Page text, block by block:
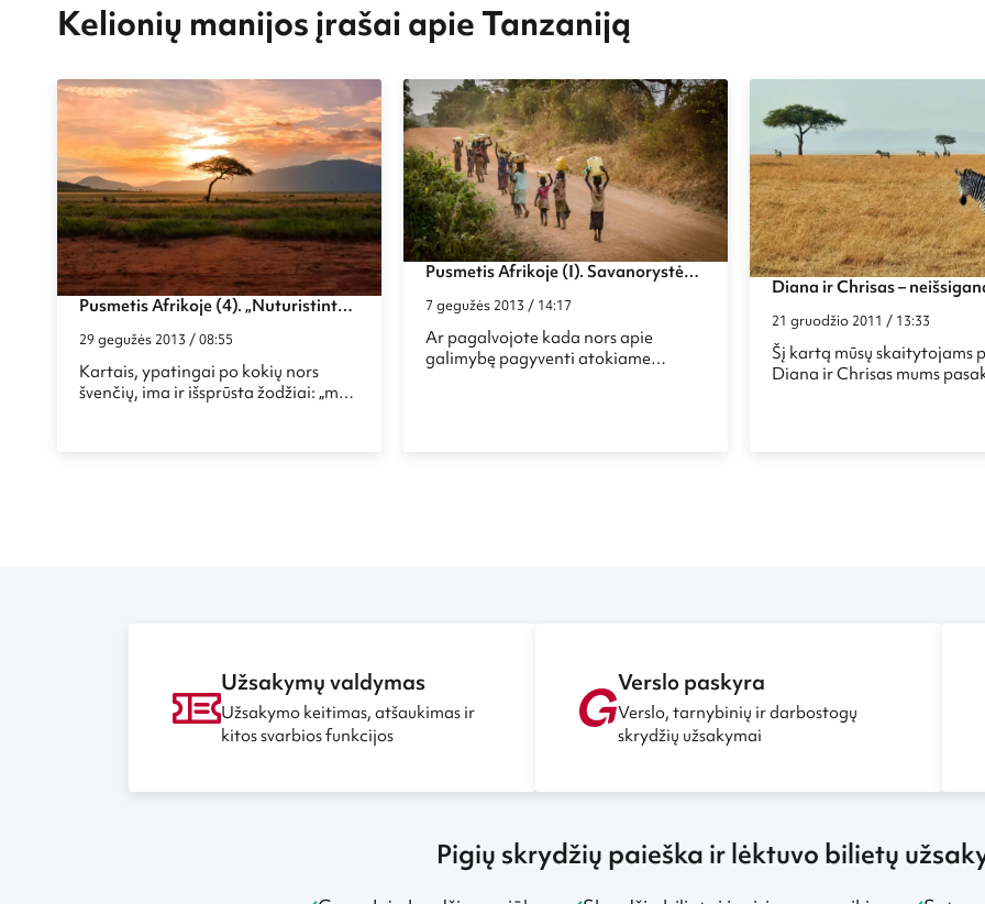
Kelionių manijos įrašai apie Tanzaniją
Pusmetis Afrikoje (4). „Nuturistinta“
sostinė Zanzibaras
29 gegužės 2013 / 08:55
Kartais, ypatingai po kokių nors
švenčių, ima ir išsprūsta žodžiai: „mes,
Pusmetis Afrikoje (I). Savanorystė
medicinos
7 gegužės 2013 / 14:17
Ar pagalvojote kada nors apie
galimybę pagyventi atokiame
pasakoja kelionių portalui
Diana ir Chrisas –
21 gruodžio 2011 / 13:33
Šį kartą mūsų skaitytojams
Diana ir Chrisas mums
Užsakymų valdymas
Užsakymo keitimas, atšaukimas ir
kitos svarbios funkcijos
Verslo paskyra
Verslo, tarnybinių ir darbostogų
skrydžių užsakymai
Pigių skrydžių paieška ir lėktuvo bilietų